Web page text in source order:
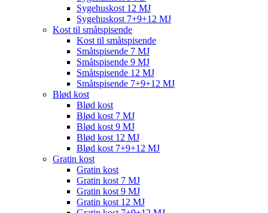
Sygehuskost 12 MJ
Sygehuskost 7+9+12 MJ
Kost til småtspisende
Kost til småtspisende
Småtspisende 7 MJ
Småtspisende 9 MJ
Småtspisende 12 MJ
Småtspisende 7+9+12 MJ
Blød kost
Blød kost
Blød kost 7 MJ
Blød kost 9 MJ
Blød kost 12 MJ
Blød kost 7+9+12 MJ
Gratin kost
Gratin kost
Gratin kost 7 MJ
Gratin kost 9 MJ
Gratin kost 12 MJ